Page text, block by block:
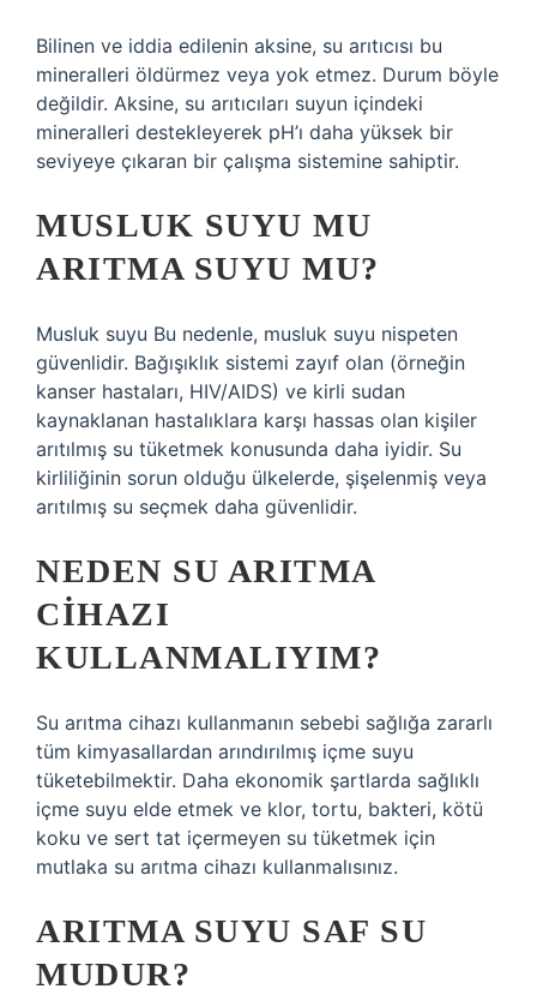
Bilinen ve iddia edilenin aksine, su arıtıcısı bu
mineralleri öldürmez veya yok etmez. Durum böyle
değildir. Aksine, su arıtıcıları suyun içindeki
mineralleri destekleyerek pH’ı daha yüksek bir
seviyeye çıkaran bir çalışma sistemine sahiptir.
MUSLUK SUYU MU
ARITMA SUYU MU?
Musluk suyu Bu nedenle, musluk suyu nispeten
güvenlidir. Bağışıklık sistemi zayıf olan (örneğin
kanser hastaları, HIV/AIDS) ve kirli sudan
kaynaklanan hastalıklara karşı hassas olan kişiler
arıtılmış su tüketmek konusunda daha iyidir. Su
kirliliğinin sorun olduğu ülkelerde, şişelenmiş veya
arıtılmış su seçmek daha güvenlidir.
NEDEN SU ARITMA
CIHAZI
KULLANMALIYIM?
Su arıtma cihazı kullanmanın sebebi sağlığa zararlı
tüm kimyasallardan arındırılmış içme suyu
tüketebilmektir. Daha ekonomik şartlarda sağlıklı
içme suyu elde etmek ve klor, tortu, bakteri, kötü
koku ve sert tat içermeyen su tüketmek için
mutlaka su arıtma cihazı kullanmalısınız.
ARITMA SUYU SAF SU
MUDUR?